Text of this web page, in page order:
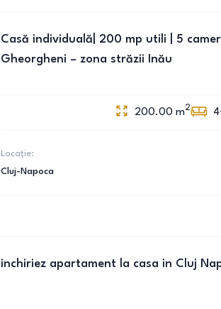
Casă individuală| 200 mp utili | 5
Gheorgheni – zona străzii Inău
200.00 m2
Locație:
Cluj-Napoca
inchiriez apartament la casa in Cluj